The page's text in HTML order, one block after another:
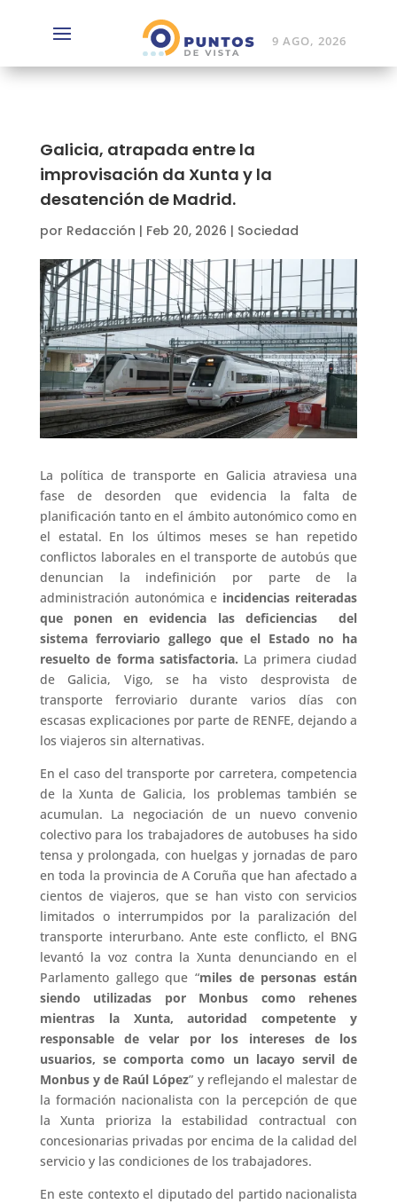
9 AGO, 2026
Galicia, atrapada entre la
improvisación da Xunta y la
desatención de Madrid.
por Redacción | Feb 20, 2026 | Sociedad
La política de transporte en Galicia atraviesa una
fase de desorden que evidencia la falta de
planificación tanto en el ámbito autonómico como en
el estatal. En los últimos meses se han repetido
conflictos laborales en el transporte de autobús que
denuncian la indefinición por parte de la
administración autonómica e incidencias reiteradas
que ponen en evidencia las deficiencias del
sistema ferroviario gallego que el Estado no ha
resuelto de forma satisfactoria. La primera ciudad
de Galicia, Vigo, se ha visto desprovista de
transporte ferroviario durante varios días con
escasas explicaciones por parte de RENFE, dejando a
los viajeros sin alternativas.
En el caso del transporte por carretera, competencia
de la Xunta de Galicia, los problemas también se
acumulan. La negociación de un nuevo convenio
colectivo para los trabajadores de autobuses ha sido
tensa y prolongada, con huelgas y jornadas de paro
en toda la provincia de A Coruña que han afectado a
cientos de viajeros, que se han visto con servicios
limitados o interrumpidos por la paralización del
transporte interurbano. Ante este conflicto, el BNG
levantó la voz contra la Xunta denunciando en el
Parlamento gallego que “miles de personas están
siendo utilizadas por Monbus como rehenes
mientras la Xunta, autoridad competente y
responsable de velar por los intereses de los
usuarios, se comporta como un lacayo servil de
Monbus y de Raúl López” y reflejando el malestar de
la formación nacionalista con la percepción de que
la Xunta prioriza la estabilidad contractual con
concesionarias privadas por encima de la calidad del
servicio y las condiciones de los trabajadores.
En este contexto el diputado del partido nacionalista